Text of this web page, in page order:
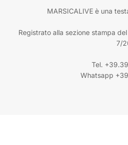
MARSICALIVE è una
Registrato alla sezione stampa
7/
Tel.
Whatsapp